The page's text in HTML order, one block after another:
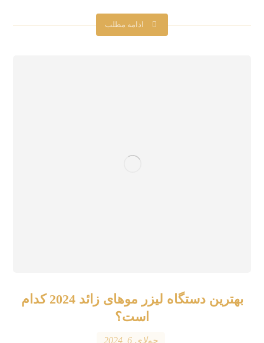
ادامه مطلب
بهترین دستگاه لیزر موهای زائد 2024 کدام
است؟
جولای 6, 2024